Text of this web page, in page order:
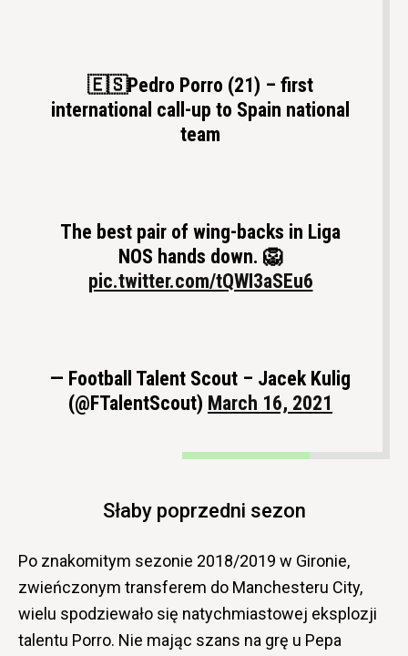
🇪🇸Pedro Porro (21) – first
international call-up to Spain national
team
The best pair of wing-backs in Liga
NOS hands down. 🦁
pic.twitter.com/tQWI3aSEu6
— Football Talent Scout – Jacek Kulig
(@FTalentScout) March 16, 2021
Słaby poprzedni sezon
Po znakomitym sezonie 2018/2019 w Gironie,
zwieńczonym transferem do Manchesteru City,
wielu spodziewało się natychmiastowej eksplozji
talentu Porro. Nie mając szans na grę u Pepa